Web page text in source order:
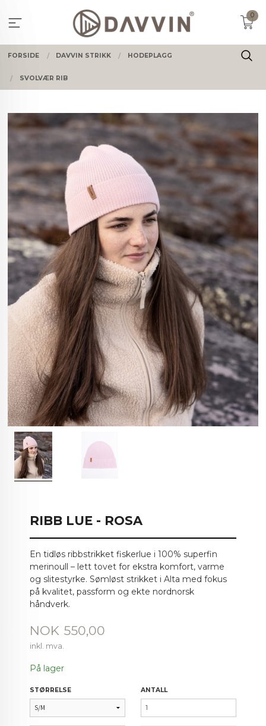
innholdet
0
FORSIDE DAVVIN STRIKK HODEPLAGG
SVOLVÆR RIB
RIBB LUE - ROSA
En tidløs ribbstrikket fiskerlue i 100% superfin
merinoull – lett tovet for ekstra komfort, varme
og slitestyrke. Sømløst strikket i Alta med fokus
på kvalitet, passform og ekte nordnorsk
håndverk.
Pris
NOK 550,00
inkl. mva.
På lager
STØRRELSE ANTALL